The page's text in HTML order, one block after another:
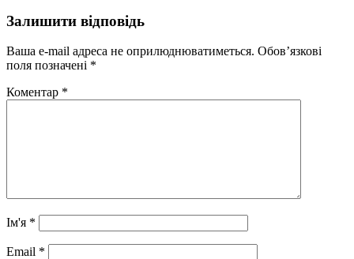
Залишити відповідь
Ваша e-mail адреса не оприлюднюватиметься. Обов’язкові
поля позначені *
Коментар *
Ім'я *
Email *